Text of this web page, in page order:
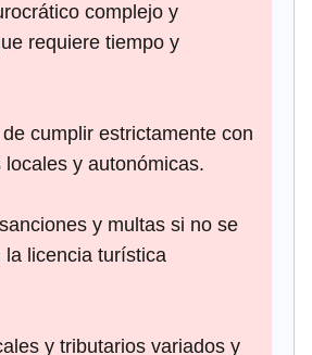
complejo y
requiere tiempo y
cumplir estrictamente con
locales y autonómicas.
y multas si no se
la licencia turística
y tributarios variados y